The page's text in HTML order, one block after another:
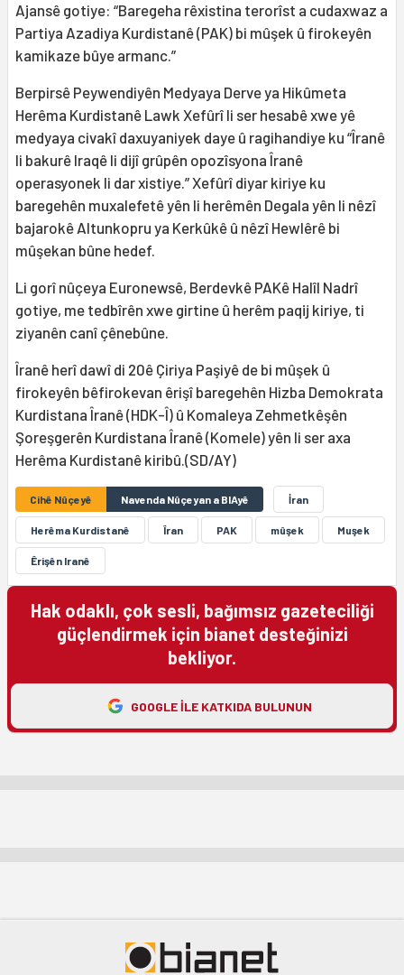
Ajansê gotiye: “Baregeha rêxistina terorîst a cudaxwaz a
Partiya Azadiya Kurdistanê (PAK) bi mûşek û firokeyên
kamikaze bûye armanc.”
Berpirsê Peywendiyên Medyaya Derve ya Hikûmeta
Herêma Kurdistanê Lawk Xefûrî li ser hesabê xwe yê
medyaya civakî daxuyaniyek daye û ragihandiye ku “Îranê
li bakurê Iraqê li dijî grûpên opozîsyona Îranê
operasyonek li dar xistiye.” Xefûrî diyar kiriye ku
baregehên muxalefetê yên li herêmên Degala yên li nêzî
bajarokê Altunkopru ya Kerkûkê û nêzî Hewlêrê bi
mûşekan bûne hedef.
Li gorî nûçeya Euronewsê, Berdevkê PAKê Halîl Nadrî
gotiye, me tedbîrên xwe girtine û herêm paqij kiriye, ti
ziyanên canî çênebûne.
Îranê herî dawî di 20ê Çiriya Paşiyê de bi mûşek û
firokeyên bêfirokevan êrişî baregehên Hizba Demokrata
Kurdistana Îranê (HDK-Î) û Komaleya Zehmetkêşên
Şoreşgerên Kurdistana Îranê (Komele) yên li ser axa
Herêma Kurdistanê kiribû.(SD/AY)
Cihê Nûçeyê Navenda Nûçeyan a BIAyê İran
Herêma Kurdistanê Îran PAK mûşek Muşek
Êrişên Iranê
Hak odaklı, çok sesli, bağımsız gazeteciliği
güçlendirmek için bianet desteğinizi
bekliyor.
GOOGLE ILE KATKIDA BULUNUN